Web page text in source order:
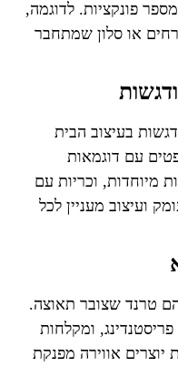
פונקציות. לדוגמה,
או סלון שמתחבר
בעיצוב הבית
עם דוגמאות
מיוחדות, וכריות עם
ועיצוב מעניין לכל
טרנד שצובר תאוצה.
ומקלחות
יוצרים אווירה מפנקת